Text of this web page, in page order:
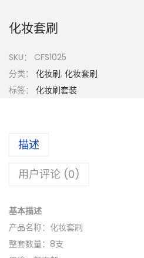
化妆套刷
SKU： CFS1025
分类： 化妆刷, 化妆套刷
标签： 化妆刷套装
描述
用户评论 (0)
基本描述
产品名称：化妆套刷
整套数量：8支